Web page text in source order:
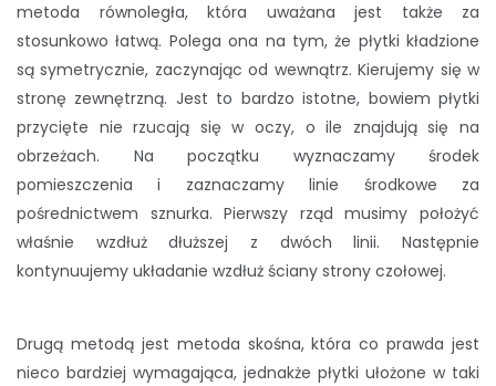
metoda równoległa, która uważana jest także za
stosunkowo łatwą. Polega ona na tym, że płytki kładzione
są symetrycznie, zaczynając od wewnątrz. Kierujemy się w
stronę zewnętrzną. Jest to bardzo istotne, bowiem płytki
przycięte nie rzucają się w oczy, o ile znajdują się na
obrzeżach. Na początku wyznaczamy środek
pomieszczenia i zaznaczamy linie środkowe za
pośrednictwem sznurka. Pierwszy rząd musimy położyć
właśnie wzdłuż dłuższej z dwóch linii. Następnie
kontynuujemy układanie wzdłuż ściany strony czołowej.
Drugą metodą jest metoda skośna, która co prawda jest
nieco bardziej wymagająca, jednakże płytki ułożone w taki